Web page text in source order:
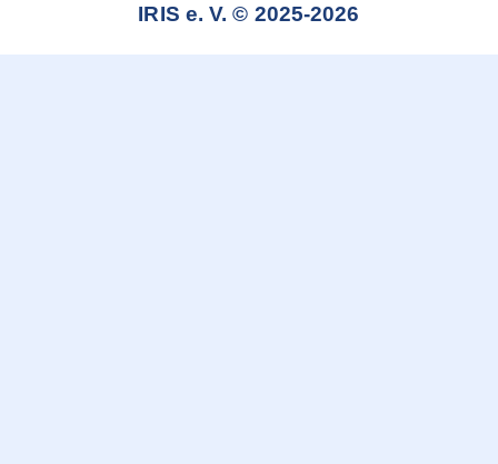
IRIS e. V. © 2025-2026